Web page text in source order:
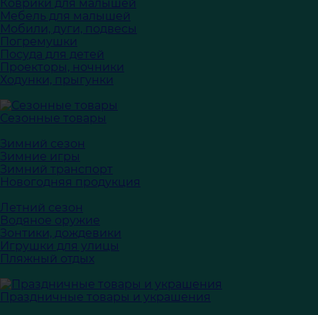
Коврики для малышей
Мебель для малышей
Мобили, дуги, подвесы
Погремушки
Посуда для детей
Проекторы, ночники
Ходунки, прыгунки
Сезонные товары
Зимний сезон
Зимние игры
Зимний транспорт
Новогодняя продукция
Летний сезон
Водяное оружие
Зонтики, дождевики
Игрушки для улицы
Пляжный отдых
Праздничные товары и украшения